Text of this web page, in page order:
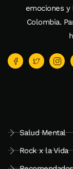
emociones y
Colombia.
Salud Mental
Rock x la Vida